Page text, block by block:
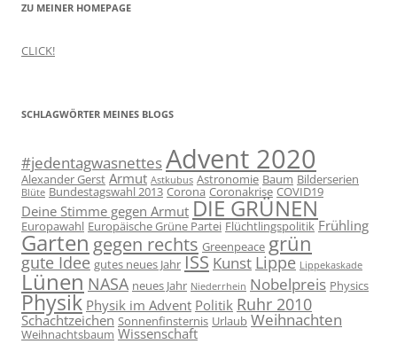
ZU MEINER HOMEPAGE
CLICK!
SCHLAGWÖRTER MEINES BLOGS
#jedentagwasnettesAdvent 2020
Alexander Gerst Armut Astkubus Astronomie Baum Bilderserien
Blüte Bundestagswahl 2013 Corona Coronakrise COVID19
Deine Stimme gegen Armut DIE GRÜNEN
Europawahl Europäische Grüne Partei Flüchtlingspolitik Frühling
Garten gegen rechts Greenpeace grün
gute Idee gutes neues Jahr ISS Kunst Lippe Lippekaskade
Lünen NASA neues Jahr Niederrhein Nobelpreis Physics
Physik Physik im Advent Politik Ruhr 2010
Schachtzeichen Sonnenfinsternis Urlaub Weihnachten
Weihnachtsbaum Wissenschaft